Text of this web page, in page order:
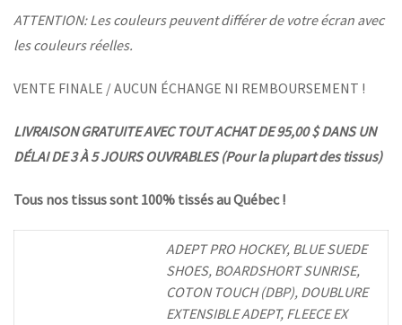
ATTENTION: Les couleurs peuvent différer de votre écran avec
les couleurs réelles.
VENTE FINALE / AUCUN ÉCHANGE NI REMBOURSEMENT !
LIVRAISON GRATUITE AVEC TOUT ACHAT DE 95,00 $ DANS UN
DÉLAI DE 3 À 5 JOURS OUVRABLES (Pour la plupart des tissus)
Tous nos tissus sont 100% tissés au Québec !
ADEPT PRO HOCKEY, BLUE SUEDE
SHOES, BOARDSHORT SUNRISE,
COTON TOUCH (DBP), DOUBLURE
EXTENSIBLE ADEPT, FLEECE EX